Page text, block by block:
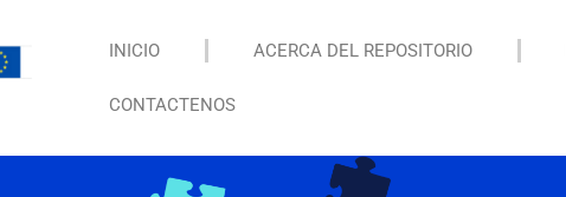
INICIO ACERCA DEL REPOSITORIO
CONTACTENOS